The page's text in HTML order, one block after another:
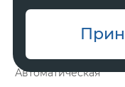
Гибрид
Автоматическая